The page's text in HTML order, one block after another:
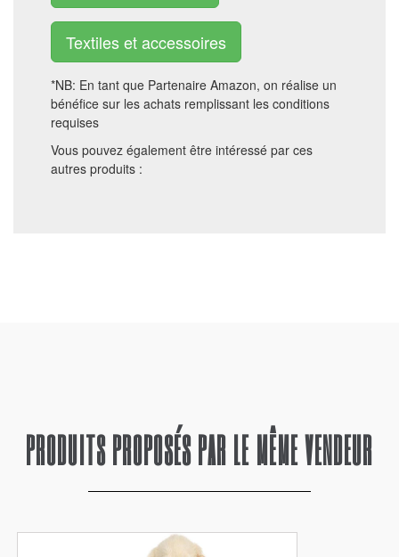
Textiles et accessoires
*NB: En tant que Partenaire Amazon, on réalise un
bénéfice sur les achats remplissant les conditions
requises
Vous pouvez également être intéressé par ces
autres produits :
PRODUITS PROPOSÉS PAR LE MÊME VENDEUR